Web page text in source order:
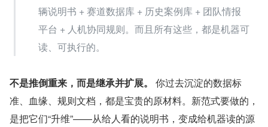
辆说明书 + 赛道数据库 + 历史案例库 + 团队情报
平台 + 人机协同规则。而且所有这些，都是机器可
读、可执行的。
不是推倒重来，而是继承并扩展。
你过去沉淀的数据标
准、血缘、规则文档，都是宝贵的原材料。新范式要做的，
是把它们“升维”——从给人看的说明书，变成给机器读的源